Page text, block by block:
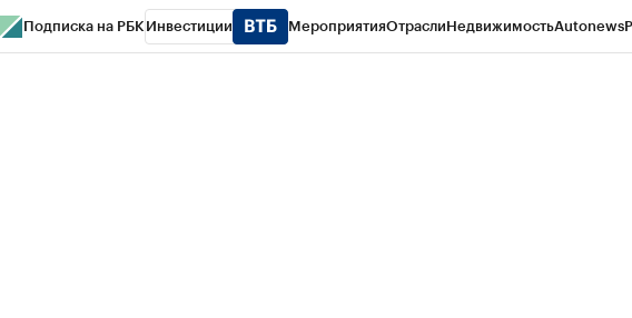
Подписка на РБК Инвестиции МероприятияОтраслиНедвижимостьAutonews